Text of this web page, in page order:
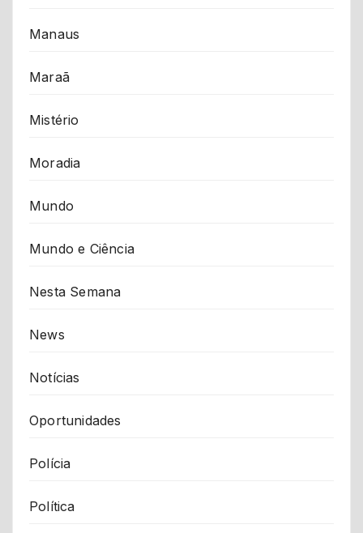
Manaus
Maraã
Mistério
Moradia
Mundo
Mundo e Ciência
Nesta Semana
News
Notícias
Oportunidades
Polícia
Política